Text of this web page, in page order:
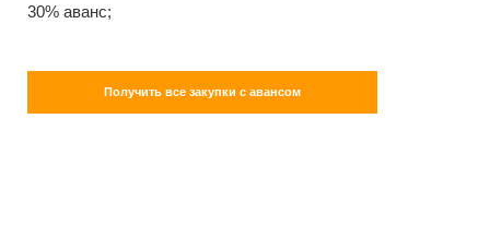
30% аванс;
Получить все закупки с авансом